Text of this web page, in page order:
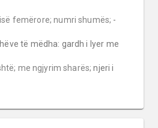
femërore; numri shumës; -
me ngjyrim sharës; njeri i